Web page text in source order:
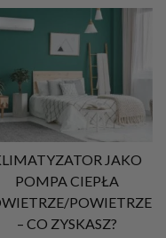
JAKO
POMPA CIEPŁA
POWIETRZE
– CO ZYSKASZ?